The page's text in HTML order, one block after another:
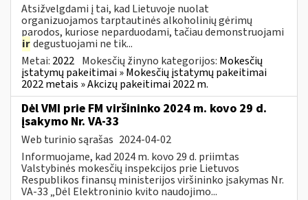
Atsižvelgdami į tai, kad Lietuvoje nuolat
organizuojamos tarptautinės alkoholinių gėrimų
parodos, kuriose neparduodami, tačiau demonstruojami
irdegustuojami ne tik...
Metai: 2022 Mokesčių žinyno kategorijos: Mokesčių
įstatymų pakeitimai » Mokesčių įstatymų pakeitimai
2022 metais » Akcizų pakeitimai 2022 m.
Dėl VMI prie FM viršininko 2024 m. kovo 29 d.
įsakymo Nr. VA-33
Web turinio sąrašas 2024-04-02
Informuojame, kad 2024 m. kovo 29 d. priimtas
Valstybinės mokesčių inspekcijos prie Lietuvos
Respublikos finansų ministerijos viršininko įsakymas Nr.
VA-33 „Dėl Elektroninio kvito naudojimo...